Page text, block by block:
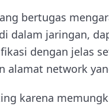
bertugas
dalam jaringan,
dengan jelas
alamat network
karena